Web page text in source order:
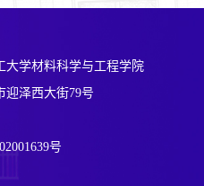
大学材料科学与工程学院
迎泽西大街79号
号